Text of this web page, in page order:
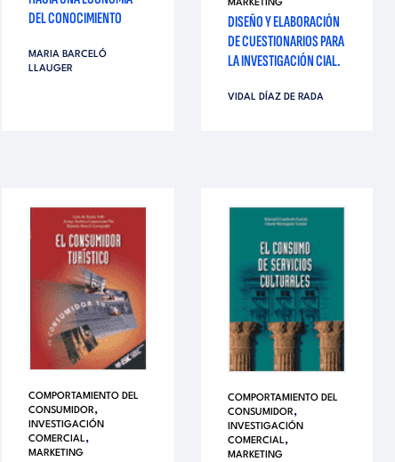
DEL CONOCIMIENTO
MARIA BARCELÓ
LLAUGER
MARKETING
DISEÑO Y ELABORACIÓN
DE CUESTIONARIOS PARA
LA INVESTIGACIÓN CIAL.
VIDAL DÍAZ DE RADA
COMPORTAMIENTO DEL
CONSUMIDOR,
INVESTIGACIÓN
COMERCIAL,
MARKETING
COMPORTAMIENTO DEL
CONSUMIDOR,
INVESTIGACIÓN
COMERCIAL,
MARKETING